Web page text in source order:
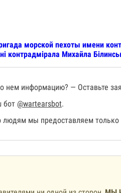
морской пехоты имени
контрадмірала Михайла
нем информацию? — Оставьте
бот @wartearsbot.
мы предоставляем только